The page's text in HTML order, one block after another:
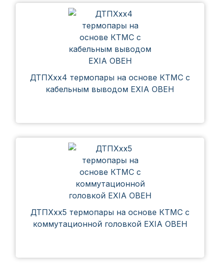
ДТПХхх4 термопары на основе КТМС с
кабельным выводом EXIA ОВЕН
ДТПХхх5 термопары на основе КТМС с
коммутационной головкой EXIA ОВЕН